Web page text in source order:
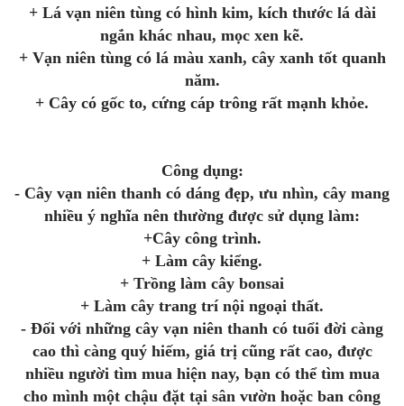
+ Lá vạn niên tùng có hình kim, kích thước lá dài
ngắn khác nhau, mọc xen kẽ.
+ Vạn niên tùng có lá màu xanh, cây xanh tốt quanh
năm.
+ Cây có gốc to, cứng cáp trông rất mạnh khỏe.
Công dụng:
- Cây vạn niên thanh có dáng đẹp, ưu nhìn, cây mang
nhiều ý nghĩa nên thường được sử dụng làm:
+Cây công trình.
+ Làm cây kiểng.
+ Trồng làm cây bonsai
+ Làm cây trang trí nội ngoại thất.
- Đối với những cây vạn niên thanh có tuổi đời càng
cao thì càng quý hiếm, giá trị cũng rất cao, được
nhiều người tìm mua hiện nay, bạn có thể tìm mua
cho mình một chậu đặt tại sân vườn hoặc ban công